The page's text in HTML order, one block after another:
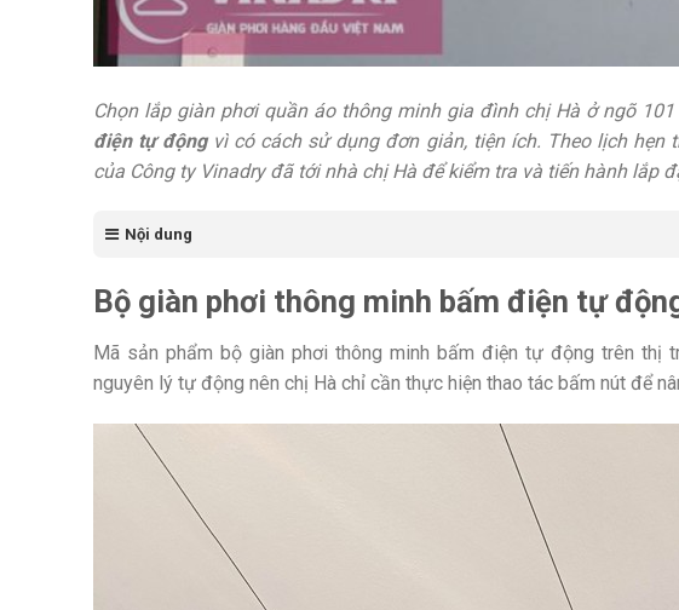
Chọn lắp giàn phơi quần áo thông minh gia đình chị Hà ở ngõ
điện tự độngvì có cách sử dụng đơn giản, tiện ích. Theo lịch hẹn
của Công ty Vinadry đã tới nhà chị Hà để kiểm tra và tiến hành lắp
Nội dung
Bộ giàn phơi thông minh bấm điện tự
Mã sản phẩm bộ giàn phơi thông minh bấm điện tự động trên thị
nguyên lý tự động nên chị Hà chỉ cần thực hiện thao tác bấm nút để